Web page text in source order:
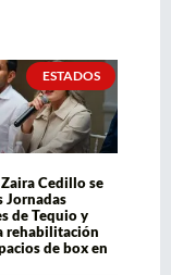
ESTADOS
Cedillo se
Jornadas
de Tequio y
rehabilitación
de box en